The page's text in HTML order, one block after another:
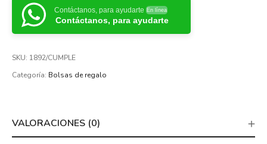
Contáctanos, para ayudarte En línea
Contáctanos, para ayudarte
SKU: 1892/CUMPLE
Categoría: Bolsas de regalo
VALORACIONES (0)